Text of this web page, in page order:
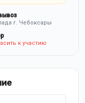
г. Чебоксары
к участию